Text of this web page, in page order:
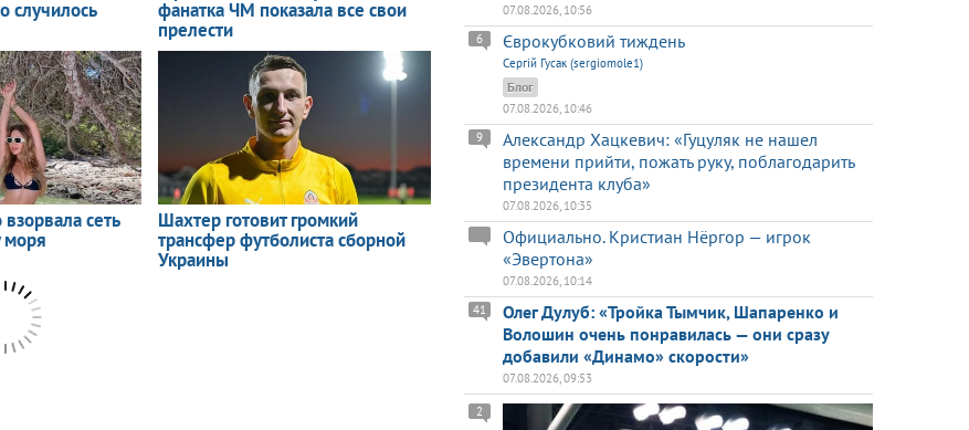
07.08.2026, 10:56
Єврокубковий тиждень
6
Сергій Гусак (sergiomole1)
Блог
07.08.2026, 10:46
Александр Хацкевич: «Гуцуляк не нашел
времени прийти, пожать руку, поблагодарить
президента клуба»
9
07.08.2026, 10:35
Официально. Кристиан Нёргор — игрок
«Эвертона»
07.08.2026, 10:14
Олег Дулуб: «Тройка Тымчик, Шапаренко и
Волошин очень понравилась — они сразу
добавили «Динамо» скорости»
41
07.08.2026, 09:53
2